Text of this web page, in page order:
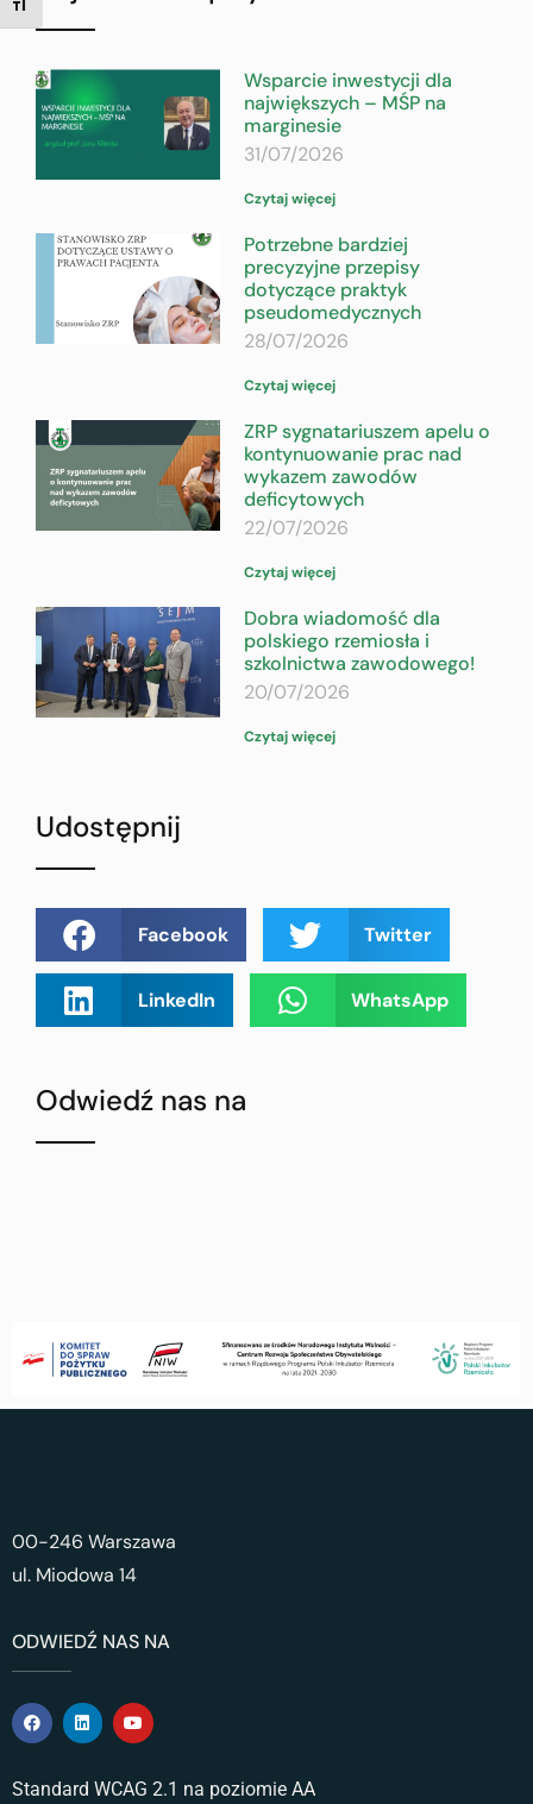
TOGGLE FONT SIZE
Wsparcie inwestycji dla
największych – MŚP na
marginesie
31/07/2026
Czytaj więcej
Potrzebne bardziej
precyzyjne przepisy
dotyczące praktyk
pseudomedycznych
28/07/2026
Czytaj więcej
ZRP sygnatariuszem apelu o
kontynuowanie prac nad
wykazem zawodów
deficytowych
22/07/2026
Czytaj więcej
Dobra wiadomość dla
polskiego rzemiosła i
szkolnictwa zawodowego!
20/07/2026
Czytaj więcej
Udostępnij
Facebook Twitter
LinkedIn WhatsApp
Odwiedź nas na
00-246 Warszawa
ul. Miodowa 14
ODWIEDŹ NAS NA
Standard WCAG 2.1 na poziomie AA